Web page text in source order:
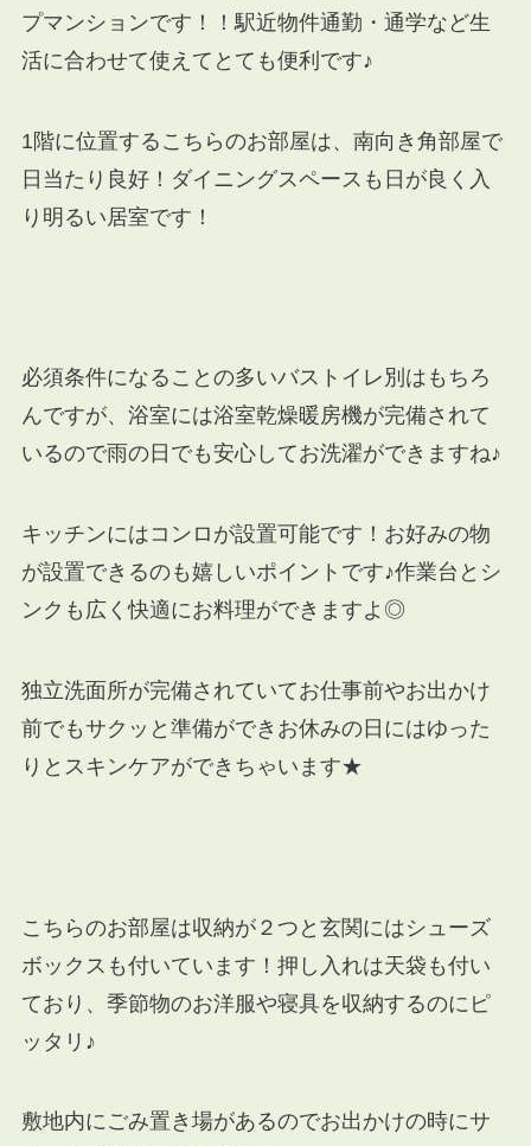
プマンションです！！駅近物件通勤・通学など生
活に合わせて使えてとても便利です♪
1階に位置するこちらのお部屋は、南向き角部屋で
日当たり良好！ダイニングスペースも日が良く入
り明るい居室です！
必須条件になることの多いバストイレ別はもちろ
んですが、浴室には浴室乾燥暖房機が完備されて
いるので雨の日でも安心してお洗濯ができますね♪
キッチンにはコンロが設置可能です！お好みの物
が設置できるのも嬉しいポイントです♪作業台とシ
ンクも広く快適にお料理ができますよ◎
独立洗面所が完備されていてお仕事前やお出かけ
前でもサクッと準備ができお休みの日にはゆった
りとスキンケアができちゃいます★
こちらのお部屋は収納が２つと玄関にはシューズ
ボックスも付いています！押し入れは天袋も付い
ており、季節物のお洋服や寝具を収納するのにピ
ッタリ♪
敷地内にごみ置き場があるのでお出かけの時にサ